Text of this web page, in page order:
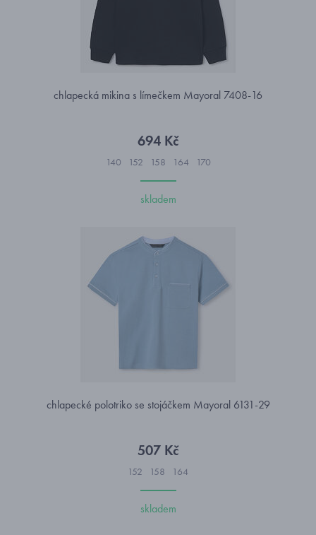
chlapecká mikina s límečkem Mayoral 7408-16
694 Kč
140 152 158 164 170
skladem
chlapecké polotriko se stojáčkem Mayoral 6131-29
507 Kč
152 158 164
skladem